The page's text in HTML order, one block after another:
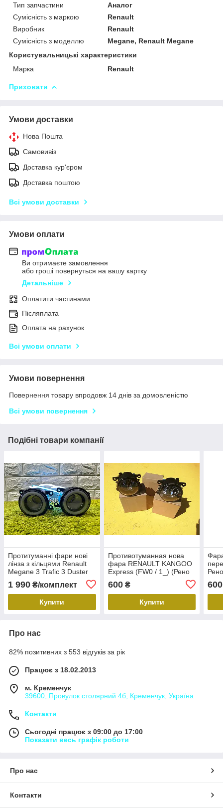
Тип запчастини
Аналог
Сумісність з маркою
Renault
Виробник
Renault
Сумісність з моделлю
Megane, Renault Megane
Користувальницькі характеристики
Марка
Renault
Приховати
Умови доставки
Нова Пошта
Самовивіз
Доставка кур'єром
Доставка поштою
Всі умови доставки
Умови оплати
Ви отримаєте замовлення
або гроші повернуться на вашу картку
Детальніше
Оплатити частинами
Післяплата
Оплата на рахунок
Всі умови оплати
Умови повернення
Повернення товару впродовж 14 днів за домовленістю
Всі умови повернення
Подібні товари компанії
Протитуманні фари нові
лінза з кільцями Renault
Megane 3 Trafic 3 Duster
Туманки ПТФ передні
Рено Меган 3
1 990 ₴/комплект
Купити
Противотуманная нова
фара RENAULT KANGOO
Express (FW0 / 1_) (Рено
600₴
Купити
600
Про нас
82% позитивних з 553 відгуків за рік
Працює з 18.02.2013
м. Кременчук
39600, Провулок столярний 4б, Кременчук, Україна
Контакти
Сьогодні працює з 09:00 до 17:00
Показати весь графік роботи
Про нас
Контакти